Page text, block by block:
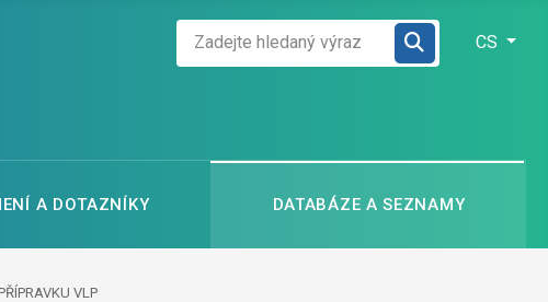
CS
A DOTAZNÍKY DATABÁZE A SEZNAMY
VLP